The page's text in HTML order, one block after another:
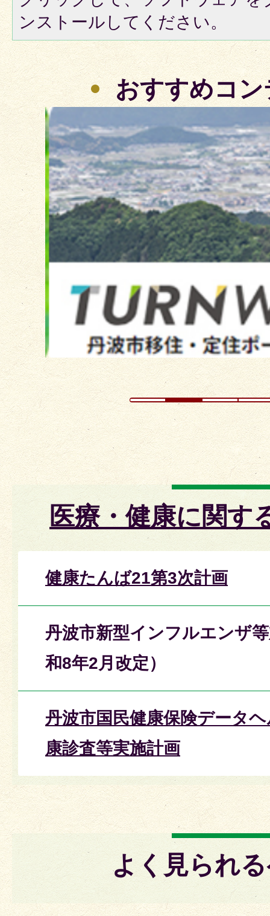
ンストールしてください。
おすすめコ
2
枚
目
の
ス
ラ
イ
ド
医療・健康に関す
健康たんば21第3次計画
丹波市新型インフルエンザ
和8年2月改定）
丹波市国民健康保険データ
康診査等実施計画
よく見られ